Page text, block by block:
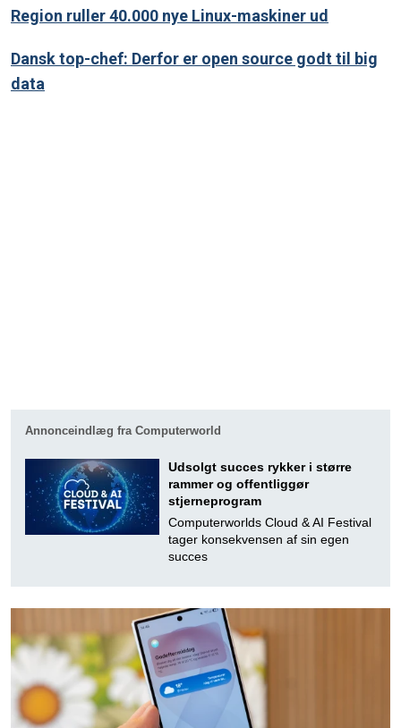
Region ruller 40.000 nye Linux-maskiner ud
Dansk top-chef: Derfor er open source godt til big
data
Annonceindlæg fra Computerworld
Udsolgt succes rykker i større
rammer og offentliggør
stjerneprogram
Computerworlds Cloud & AI Festival
tager konsekvensen af sin egen
succes